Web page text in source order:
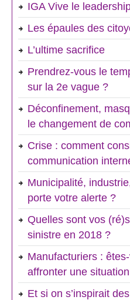
IGA Vive le
Les épaules des
L’ultime sacrifice
Prendrez-vous le
sur la 2e vague ?
Déconfinement,
le changement de
Crise : comment
communication
Municipalité,
porte votre alerte ?
Quelles sont vos
sinistre en 2018 ?
Manufacturiers :
affronter une
Et si on s’inspirait